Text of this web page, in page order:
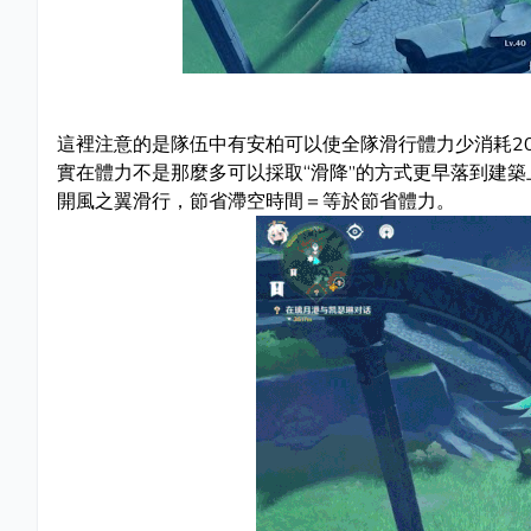
這裡注意的是隊伍中有安柏可以使全隊滑行體力少消耗
實在體力不是那麼多可以採取“滑降”的方式更早落到建
開風之翼滑行，節省滯空時間＝等於節省體力。